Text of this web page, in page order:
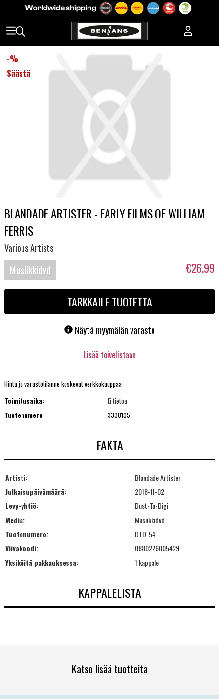
-%
Säästä
BLANDADE ARTISTER - EARLY FILMS OF WILLIAM
FERRIS
Various Artists
Musiikkidvd €26.99
TARKKAILE TUOTETTA
Näytä myymälän varasto
Lisää toivelistaan
Hinta ja varastotilanne koskevat verkkokauppaa
Toimitusaika:
Ei tietoa
Tuotenumero
3338195
FAKTA
Artisti:
Blandade Artister
Julkaisupäivämäärä:
2018-11-02
Levy-yhtiö:
Dust-To-Digi
Media:
Musiikkidvd
Tuotenumero:
DTD-54
Viivakoodi:
0880226005429
Yksiköitä pakkauksessa:
1 kappale
KAPPALELISTA
Katso lisää tuotteita